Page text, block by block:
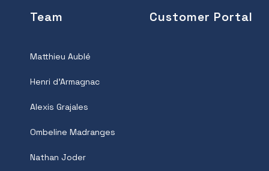
Team
Customer Portal
Matthieu Aublé
Henri d’Armagnac
Alexis Grajales
Ombeline Madranges
Nathan Joder